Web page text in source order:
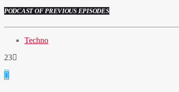
PODCAST OF PREVIOUS EPISODES
Techno
23